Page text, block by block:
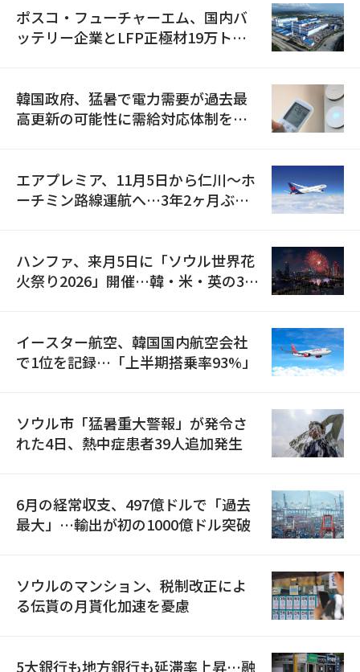
ポスコ・フューチャーエム、国内バ
ッテリー企業とLFP正極材19万トン
韓国政府、猛暑で電力需要が過去最
高更新の可能性に需給対応体制を点
エアプレミア、11月5日から仁川〜ホ
ーチミン路線運航へ…3年2ヶ月ぶり
ハンファ、来月5日に「ソウル世界花
火祭り2026」開催…韓・米・英の3カ
イースター航空、韓国国内航空会社
で1位を記録…「上半期搭乗率93%」
ソウル市「猛暑重大警報」が発令さ
れた4日、熱中症患者39人追加発生
6月の経常収支、497億ドルで「過去
最大」…輸出が初の1000億ドル突破
ソウルのマンション、税制改正によ
る伝貰の月貰化加速を憂慮
5大銀行も地方銀行も延滞率上昇…融